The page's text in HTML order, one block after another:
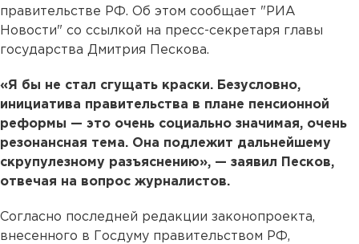
правительстве РФ. Об этом сообщает "РИА
Новости" со ссылкой на пресс-секретаря главы
государства Дмитрия Пескова.
«Я бы не стал сгущать краски. Безусловно,
инициатива правительства в плане пенсионной
реформы — это очень социально значимая, очень
резонансная тема. Она подлежит дальнейшему
скрупулезному разъяснению», — заявил Песков,
отвечая на вопрос журналистов.
Согласно последней редакции законопроекта,
внесенного в Госдуму правительством РФ,